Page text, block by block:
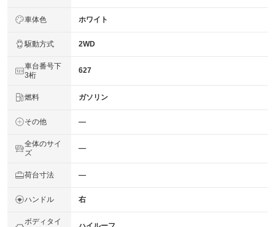
車体色 ホワイト
駆動方式 2WD
車台番号下
3桁
627
燃料 ガソリン
その他 ―
全体のサイ
ズ
―
荷台寸法 ―
ハンドル 右
ボディタイ